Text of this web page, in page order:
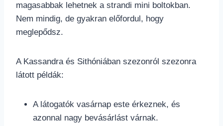
magasabbak lehetnek a strandi mini boltokban.
Nem mindig, de gyakran előfordul, hogy
meglepődsz.
A Kassandra és Sithóniában szezonról szezonra
látott példák:
A látogatók vasárnap este érkeznek, és
azonnal nagy bevásárlást várnak.